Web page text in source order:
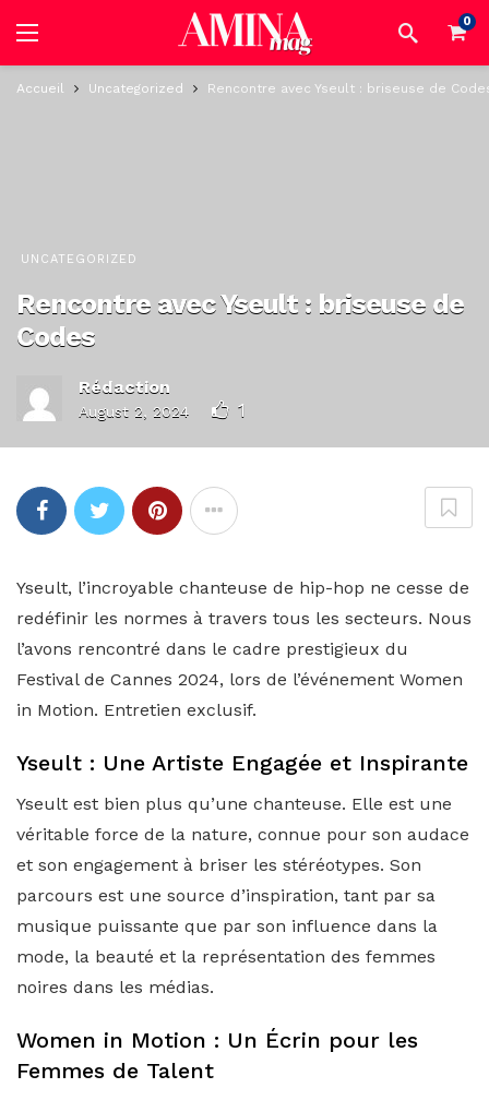
0
Accueil Uncategorized Rencontre avec Yseult : briseuse de
UNCATEGORIZED
Rencontre avec Yseult : briseuse de
Codes
Rédaction
August 2, 2024 1
Yseult, l’incroyable chanteuse de hip-hop ne cesse de
redéfinir les normes à travers tous les secteurs. Nous
l’avons rencontré dans le cadre prestigieux du
Festival de Cannes 2024, lors de l’événement Women
in Motion. Entretien exclusif.
Yseult : Une Artiste Engagée et Inspirante
Yseult est bien plus qu’une chanteuse. Elle est une
véritable force de la nature, connue pour son audace
et son engagement à briser les stéréotypes. Son
parcours est une source d’inspiration, tant par sa
musique puissante que par son influence dans la
mode, la beauté et la représentation des femmes
noires dans les médias.
Women in Motion : Un Écrin pour les
Femmes de Talent